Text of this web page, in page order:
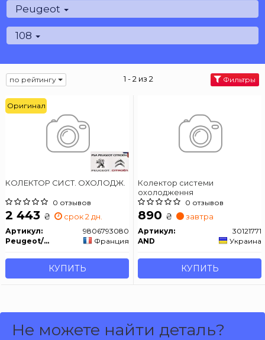
Peugeot
108
по рейтингу 1 - 2 из 2 Фильтры
КОЛЕКТОР СИСТ. ОХОЛОДЖ.
0 отзывов
2 443 ₴ срок 2 дн.
Артикул:
9806793080
Peugeot/Citroen
Франция
КУПИТЬ
Оригинал
Колектор системи
охолодження
0 отзывов
890 ₴ завтра
Артикул:
30121771
AND
Украина
КУПИТЬ
Не можете найти деталь?